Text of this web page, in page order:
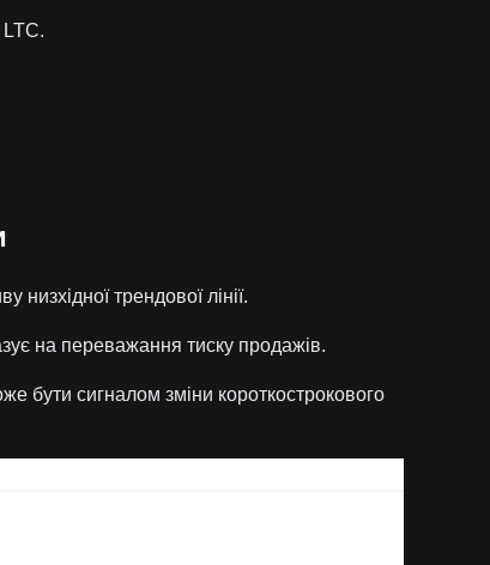
трендової лінії.
на переважання тиску продажів.
бути сигналом зміни короткострокового